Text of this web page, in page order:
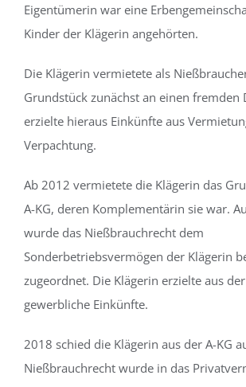
Eigentümerin war eine
Kinder der Klägerin angehörten.
Die Klägerin vermietete als
Grundstück zunächst an einen fremden
erzielte hieraus Einkünfte aus
Verpachtung.
Ab 2012 vermietete die Klägerin das
A-KG, deren Komplementärin sie war.
wurde das Nießbrauchrecht dem
Sonderbetriebsvermögen der Klägerin
zugeordnet. Die Klägerin erzielte aus
gewerbliche Einkünfte.
2018 schied die Klägerin aus der A-KG
Nießbrauchrecht wurde in das